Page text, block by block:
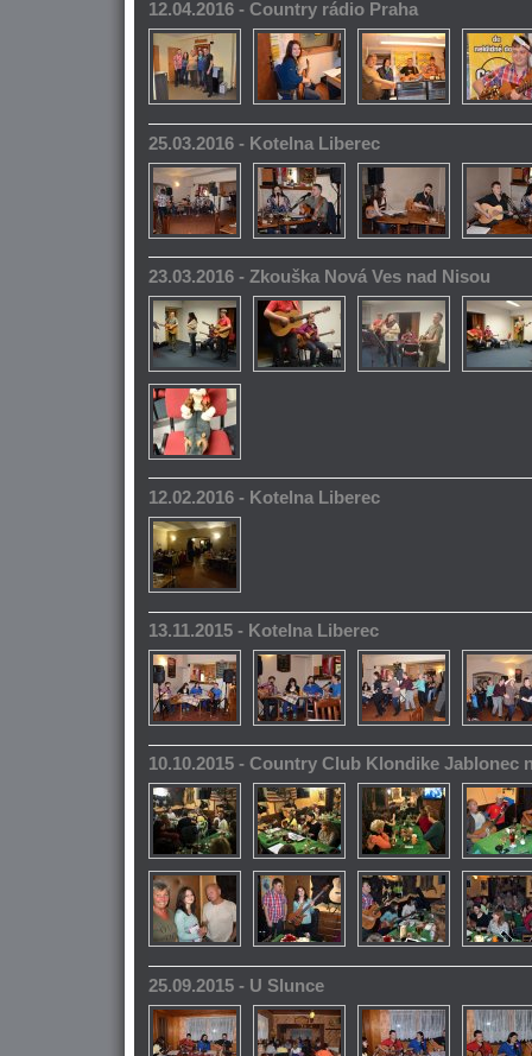
12.04.2016 - Country rádio Praha
25.03.2016 - Kotelna Liberec
23.03.2016 - Zkouška Nová Ves nad Nisou
12.02.2016 - Kotelna Liberec
13.11.2015 - Kotelna Liberec
10.10.2015 - Country Club Klondike Jablonec
25.09.2015 - U Slunce